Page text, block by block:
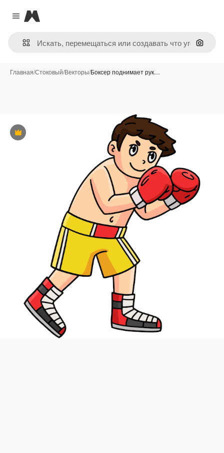
Close menu
Magnific
Поиск
Главная/Стоковый/Векторы/Боксер поднимает рук…
Премиум